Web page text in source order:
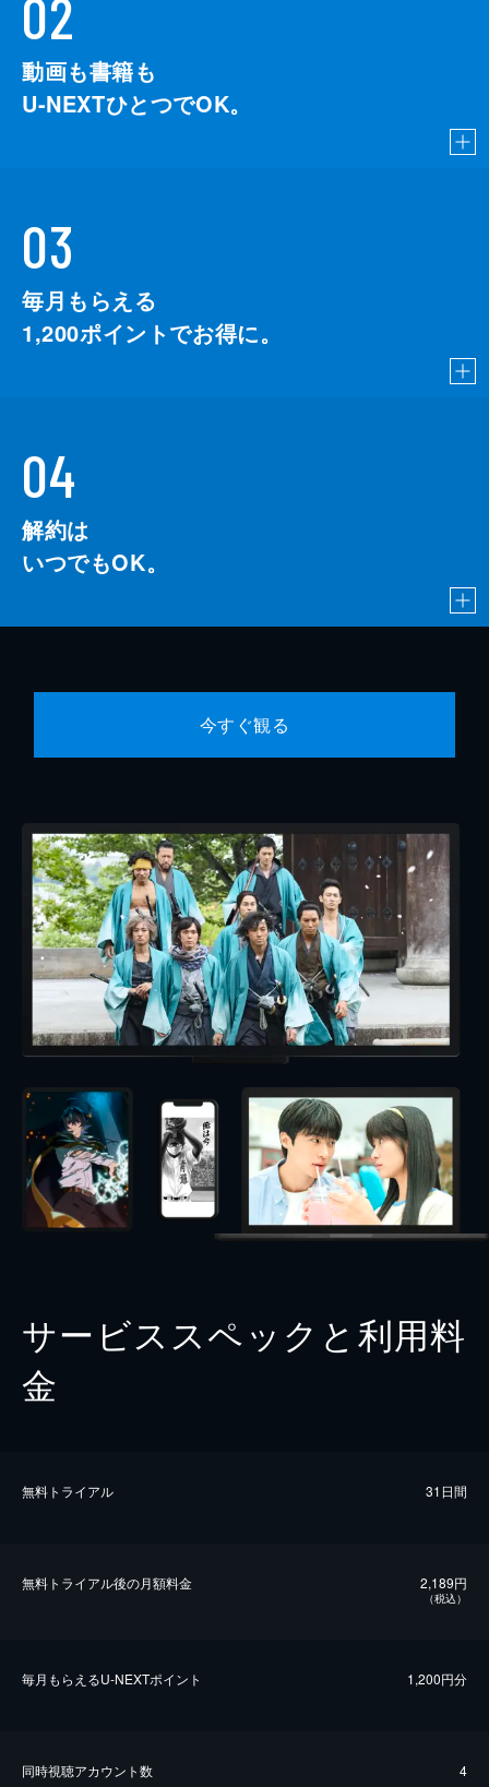
02
動画も書籍も
U-NEXTひとつでOK。
03
毎月もらえる
1,200ポイントでお得に。
04
解約は
いつでもOK。
今すぐ観る
サービススペックと利用料
金
無料トライアル 31日間
無料トライアル後の⽉額料金 2,189円
（税込）
毎⽉もらえるU-NEXTポイント 1,200円分
同時視聴アカウント数 4